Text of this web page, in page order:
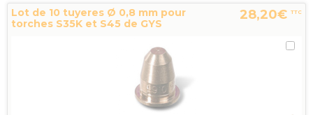
Lot de 10 tuyeres Ø 0,8 mm pour
torches S35K et S45 de GYS
28,20€ TTC